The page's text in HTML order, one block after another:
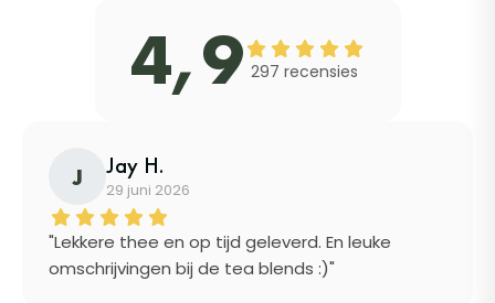
4,9 297 recensies
J Jay H.
29 juni 2026
"Lekkere thee en op tijd geleverd. En leuke
omschrijvingen bij de tea blends :)"